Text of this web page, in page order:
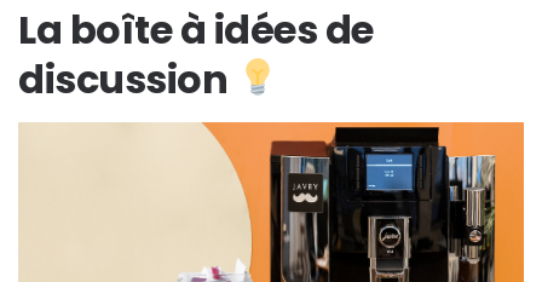
La boîte à idées de
discussion